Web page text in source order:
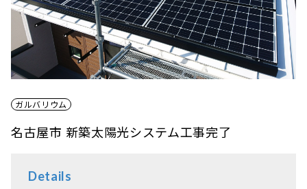
ガルバリウム
名古屋市 新築太陽光システム工事完了
Details